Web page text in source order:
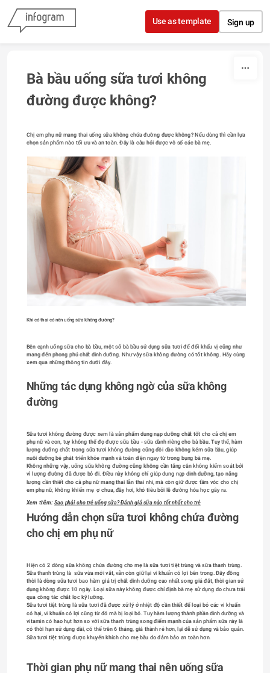
Skip to content
Use as template Sign up
Bà bầu uống sữa tươi không
đường được không?
Chị em phụ nữ mang thai uống sữa không chứa đường được không? Nếu dùng thì cần lựa
chọn sản phẩm nào tối ưu và an toàn. Đây là câu hỏi được vô số các bà mẹ.
Khi có thai có nên uống sữa không đường?
Bên cạnh uống sữa cho bà bầu, một số bà bầu sử dụng sữa tươi để đổi khẩu vị cũng như
mang đến phong phú chất dinh dưỡng. Như vậy sữa không đường có tốt không. Hãy cùng
xem qua những thông tin dưới đây.
Những tác dụng không ngờ của sữa không
đường
Sữa tươi không đường được xem là sản phẩm dung nạp dưỡng chất tốt cho cả chị em
phụ nữ và con, tuy không thể đọ được sữa bầu - sữa dành riêng cho bà bầu. Tuy thế, hàm
lượng dưỡng chất trong sữa tươi không đường cũng dồi dào không kém sữa bầu, giúp
nuôi dưỡng bé phát triển khỏe mạnh và toàn diện ngay từ trong bụng bà mẹ.
Không những vậy, uống sữa không đường cũng không cần tăng cân không kiểm soát bởi
vì lượng đường đã được bỏ đi. Điều này không chỉ giúp dung nạp dinh dưỡng, tạo năng
lượng cần thiết cho cả phụ nữ mang thai lẫn thai nhi, mà còn giữ được tầm vóc cho chị
em phụ nữ, không khiến mẹ  ợ chua, đầy hơi, khó tiêu bởi lẽ đường hóa học gây ra.
Xem thêm: Sao phải cho trẻ uống sữa? Đánh giá sữa nào tốt nhất cho trẻ
Hướng dẫn chọn sữa tươi không chứa đường
cho chị em phụ nữ
Hiện có 2 dòng sữa không chứa đường cho mẹ là sữa tươi tiệt trùng và sữa thanh trùng.
Sữa thanh trùng là  sữa vừa mới vắt, vẫn còn giữ lại vi khuẩn có lợi bên trong. Đây đồng
thời là dòng sữa tươi bao hàm giá trị chất dinh dưỡng cao nhất song giá đắt, thời gian sử
dụng không được 10 ngày. Loại sữa này không được chỉ định bà mẹ sử dụng do chưa trải
qua công tác chắt lọc kỹ lưỡng.
Sữa tươi tiệt trùng là sữa tươi đã được xử lý ở nhiệt độ cần thiết để loại bỏ các vi khuẩn
có hại, vi khuẩn có lợi cũng từ đó mà bị loại bỏ. Tuy hàm lượng thành phần dinh dưỡng và
vitamin có hao hụt hơn so với sữa thanh trùng song điểm mạnh của sản phẩm sữa này là
có thời hạn sử dụng dài, có thể trên 6 tháng, giá thành rẻ hơn, lại dễ sử dụng và bảo quản.
Sữa tươi tiệt trùng được khuyến khích cho mẹ bầu do đảm bảo an toàn hơn.
Thời gian phụ nữ mang thai nên uống sữa